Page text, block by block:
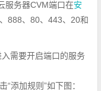
服务器CVM端口在安
888、80、443、20和
入需要开启端口的服务
“添加规则”如下图：